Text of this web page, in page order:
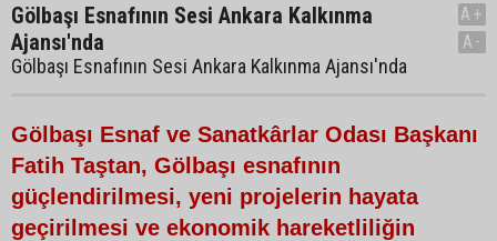
Gölbaşı Esnafının Sesi Ankara Kalkınma
Ajansı'nda
Gölbaşı Esnafının Sesi Ankara Kalkınma Ajansı'nda
A+
A-
Gölbaşı Esnaf ve Sanatkârlar Odası Başkanı
Fatih Taştan, Gölbaşı esnafının
güçlendirilmesi, yeni projelerin hayata
geçirilmesi ve ekonomik hareketliliğin